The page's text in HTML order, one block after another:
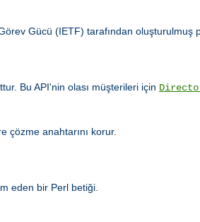
Gücü (IETF) tarafından oluşturulmuş
Bu API'nin olası müşterileri için
çözme anahtarını korur.
eden bir Perl betiği.